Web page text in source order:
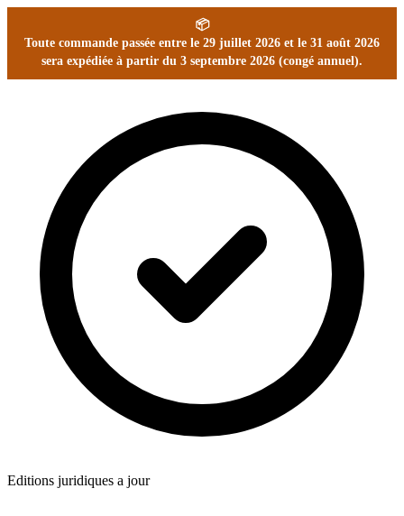
📦
Toute commande passée entre le 29 juillet 2026 et le 31 août 2026
sera expédiée à partir du 3 septembre 2026 (congé annuel).
Editions juridiques a jour